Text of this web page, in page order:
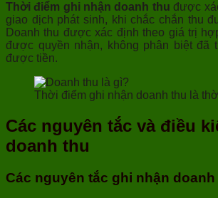
Thời điểm ghi nhận doanh thu được
giao dịch phát sinh, khi chắc chắn thu
Doanh thu được xác định theo giá trị
được quyền nhận, không phân biệt đã
được tiền.
Thời điểm ghi nhận doanh thu là
Các nguyên tắc và điều
doanh thu
Các nguyên tắc ghi nhận doanh